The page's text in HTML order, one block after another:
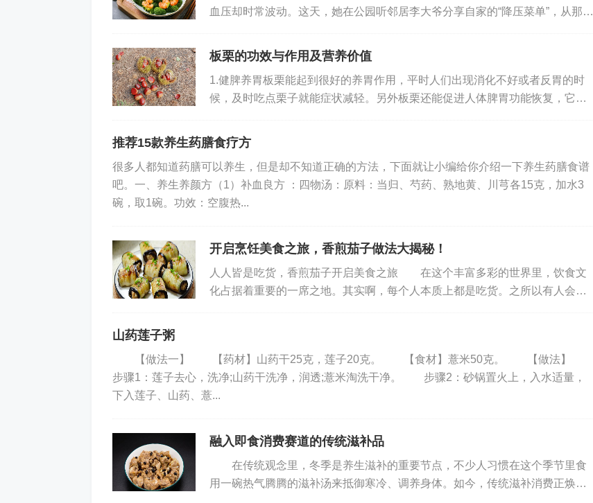
吃土豆降压护心
看似灰头土脸的土豆，是名副其实的营养大师。土豆富含碳水化合物、植物蛋白、维生素C、
类胡萝卜素和膳食纤维，每100克土豆含钾502毫克，是少有的高钾食物，有助于降血压；类胡萝卜
素是一种天然抗氧化剂，能保护心脏清除自由基。因此，心脏功能不好、高血压、高血脂等患者可
的营养素，而且淀粉颗粒充分糊化，更容易被消化分解，有助于减轻胃肠负担。不建议把土豆当菜
吃，以免摄入过多的碳水化合物。
吃山药滋补脾胃
滋补脾胃的食物首推山药，它是入肺、健脾、补肾的佳品。山药黏糊糊的汁液主要是黏蛋白，
能保持血管弹性，还有润肺止咳的功能。山药可与红枣搭配熬粥，或用于煲汤，也可与各种食材清
炒。
百合的独特营养成分主要是生物碱，止咳效果明显，还可以增加肺脏内血液的灌流量，改善肺
部功能，它也有一定的镇静作用。中医将百合入药，用于治疗慢性支气管炎、肺气肿和久咳等症。
百合可煮糖水，也可和芹菜、山药等清炒。
吃小米南瓜最养胃
许多人胃肠道不好，经常出现消化不良、腹胀、腹泻等症状，不妨多吃点小米、南瓜。小米味
血压却时常波动。这天，她在公园听邻居李大爷分享自家的“降压菜单”，从那时
板栗的功效与作用及营养价值
1.健脾养胃板栗能起到很好的养胃作用，平时人们出现消化不好或者反胃的时
候，及时吃点栗子就能症状减轻。另外板栗还能促进人体脾胃功能恢复，它含
推荐15款养生药膳食疗方
很多人都知道药膳可以养生，但是却不知道正确的方法，下面就让小编给你介绍一下养生药膳食谱
吧。一、养生养颜方（1）补血良方 ：四物汤：原料：当归、芍药、熟地黄、川芎各15克，加水3
碗，取1碗。功效：空腹热...
开启烹饪美食之旅，香煎茄子做法大揭秘！
人人皆是吃货，香煎茄子开启美食之旅 在这个丰富多彩的世界里，饮食文
化占据着重要的一席之地。其实啊，每个人本质上都是吃货。之所以有人会让
山药莲子粥
【做法一】 【药材】山药干25克，莲子20克。 【食材】薏米50克。 【做法】
步骤1：莲子去心，洗净;山药干洗净，润透;薏米淘洗干净。 步骤2：砂锅置火上，入水适量，
下入莲子、山药、薏...
融入即食消费赛道的传统滋补品
在传统观念里，冬季是养生滋补的重要节点，不少人习惯在这个季节里食
用一碗热气腾腾的滋补汤来抵御寒冷、调养身体。如今，传统滋补消费正焕发